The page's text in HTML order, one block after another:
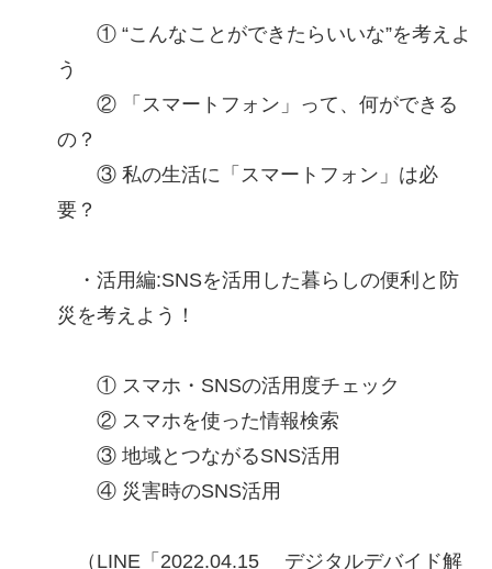
① “こんなことができたらいいな”を考えよ
う
② 「スマートフォン」って、何ができる
の？
③ 私の生活に「スマートフォン」は必
要？
・活用編:SNSを活用した暮らしの便利と防
災を考えよう！
① スマホ・SNSの活用度チェック
② スマホを使った情報検索
③ 地域とつながるSNS活用
④ 災害時のSNS活用
（LINE「2022.04.15 デジタルデバイド解